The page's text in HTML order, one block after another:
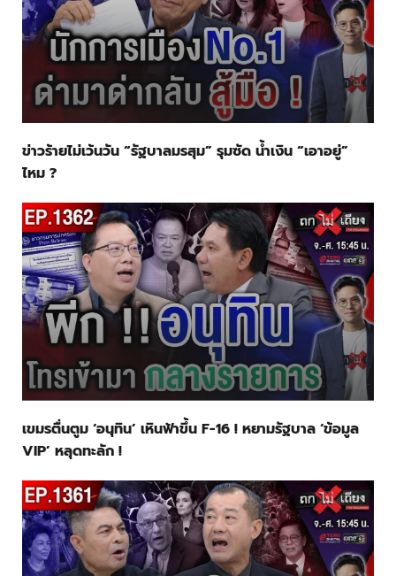
ข่าวร้ายไม่เว้นวัน “รัฐบาลมรสุม” รุมซัด น้ำเงิน “เอาอยู่”
ไหม ?
เขมรตื่นตูม ‘อนุทิน’ เหินฟ้าขึ้น F-16 ! หยามรัฐบาล ‘ข้อมูล
VIP’ หลุดทะลัก !